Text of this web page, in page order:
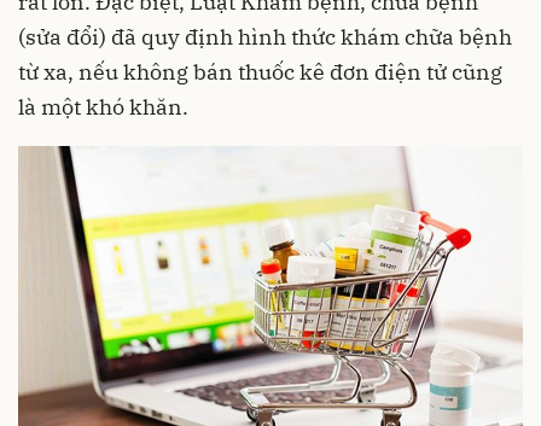
(sửa đổi) đã quy định hình thức khám chữa bệnh
từ xa, nếu không bán thuốc kê đơn điện tử cũng
là một khó khăn.